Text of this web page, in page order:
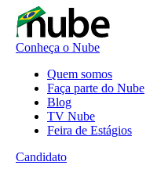
Conheça o Nube
Quem somos
Faça parte do Nube
Blog
TV Nube
Feira de Estágios
Candidato